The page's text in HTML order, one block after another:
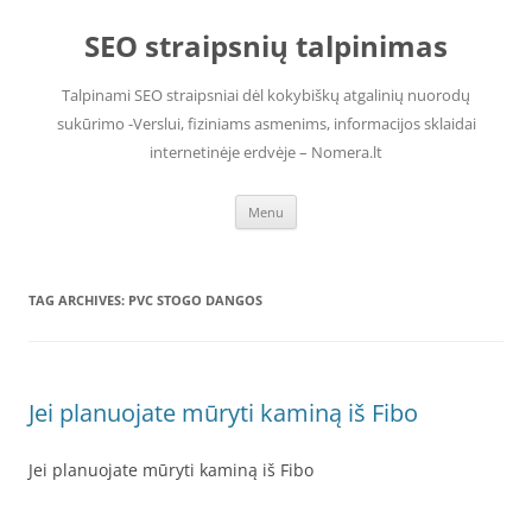
contentSEO straipsnių talpinimas
Talpinami SEO straipsniai dėl kokybiškų atgalinių nuorodų
sukūrimo -Verslui, fiziniams asmenims, informacijos sklaidai
internetinėje erdvėje – Nomera.lt
Menu
TAG ARCHIVES: PVC STOGO DANGOS
Jei planuojate mūryti kaminą iš Fibo
Jei planuojate mūryti kaminą iš Fibo